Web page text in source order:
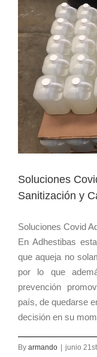
Soluciones
Sanitización y
Soluciones Covid
En Adhestibas
que aqueja no
por lo que
prevención
país, de quedarse
decisión en su
By armando junio